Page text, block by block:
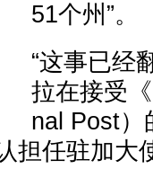
51个州”。
“这事已经
拉在接受
nal Post）
担任驻加大